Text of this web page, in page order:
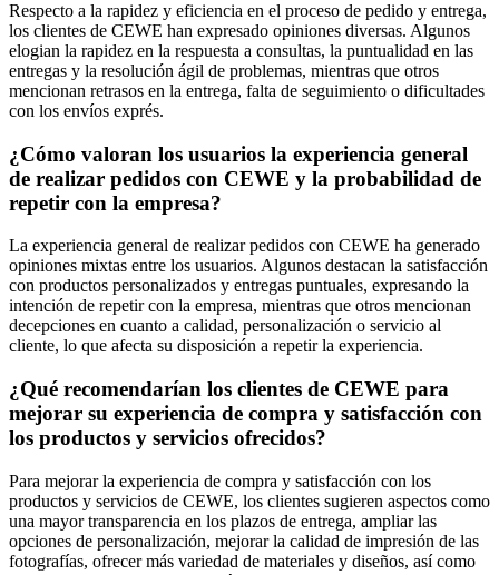
Respecto a la rapidez y eficiencia en el proceso de pedido y entrega,
los clientes de CEWE han expresado opiniones diversas. Algunos
elogian la rapidez en la respuesta a consultas, la puntualidad en las
entregas y la resolución ágil de problemas, mientras que otros
mencionan retrasos en la entrega, falta de seguimiento o dificultades
con los envíos exprés.
¿Cómo valoran los usuarios la experiencia general
de realizar pedidos con CEWE y la probabilidad de
repetir con la empresa?
La experiencia general de realizar pedidos con CEWE ha generado
opiniones mixtas entre los usuarios. Algunos destacan la satisfacción
con productos personalizados y entregas puntuales, expresando la
intención de repetir con la empresa, mientras que otros mencionan
decepciones en cuanto a calidad, personalización o servicio al
cliente, lo que afecta su disposición a repetir la experiencia.
¿Qué recomendarían los clientes de CEWE para
mejorar su experiencia de compra y satisfacción con
los productos y servicios ofrecidos?
Para mejorar la experiencia de compra y satisfacción con los
productos y servicios de CEWE, los clientes sugieren aspectos como
una mayor transparencia en los plazos de entrega, ampliar las
opciones de personalización, mejorar la calidad de impresión de las
fotografías, ofrecer más variedad de materiales y diseños, así como